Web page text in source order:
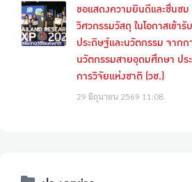
ขอแสดงความยินดีและชื่นชม
วิศวกรรมวัสดุ ในโอกาสเข้า
ประดิษฐ์และนวัตกรรม จาก
นวัตกรรมสายอุดมศึกษา ปร
การวิจัยแห่งชาติ (วช.)
29 มิถุนายน 2569 11:08